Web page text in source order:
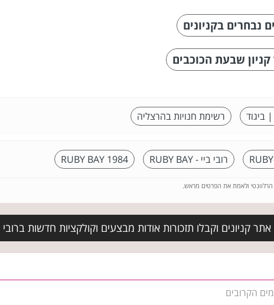
נבחרים בקניונים
שבעת הכוכבים
רשימת חנויות בהרצליה
רובי ביי - RUBY BAY RUBY BAY 1984
הרלוונטי ולאמת את הפרטים מראש.
קניונים וקבלו תזכורות אודות מבצעים וקולקציות חדשות ברובי
הקרובים